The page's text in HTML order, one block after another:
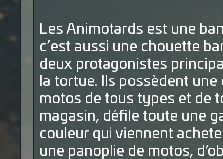
Les Animotards est une
c’est aussi une chouette
deux protagonistes
la tortue. Ils possèdent
motos de tous types et de
magasin, défile toute une
couleur qui viennent
une panoplie de motos,